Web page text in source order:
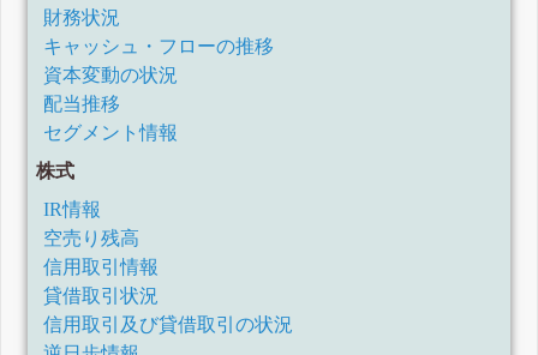
財務状況
キャッシュ・フローの推移
資本変動の状況
配当推移
セグメント情報
株式
IR情報
空売り残高
信用取引情報
貸借取引状況
信用取引及び貸借取引の状況